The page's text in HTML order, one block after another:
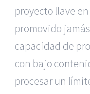
proyecto llave
promovido
capacidad de
con bajo
procesar un